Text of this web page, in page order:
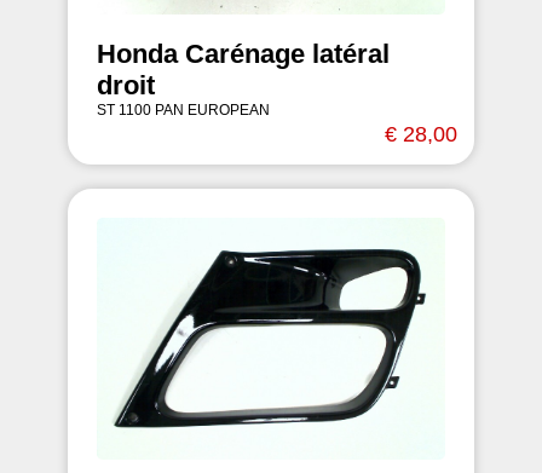
Honda Carénage latéral
droit
ST 1100 PAN EUROPEAN
€ 28,00